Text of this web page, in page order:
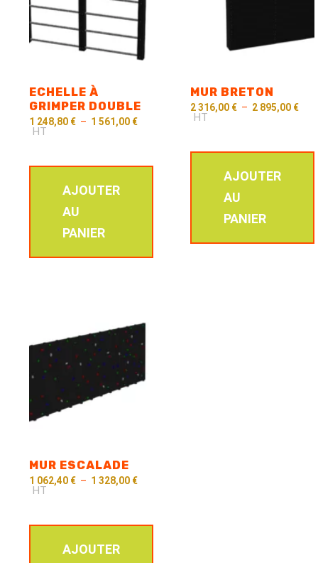
ECHELLE À
GRIMPER DOUBLE
1 248,80 € – 1 561,00 €
HT
AJOUTER
AU
PANIER
MUR BRETON
2 316,00 € – 2 895,00 €
HT
AJOUTER
AU
PANIER
MUR ESCALADE
1 062,40 € – 1 328,00 €
HT
AJOUTER